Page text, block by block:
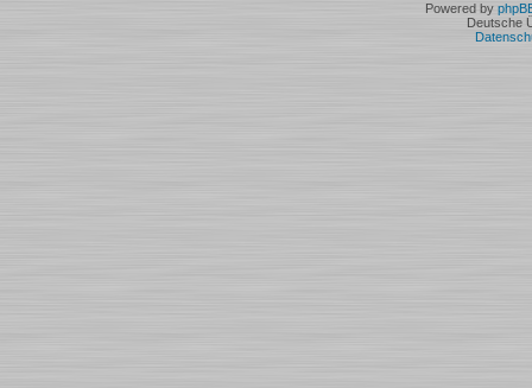
Powered by
Deutsche